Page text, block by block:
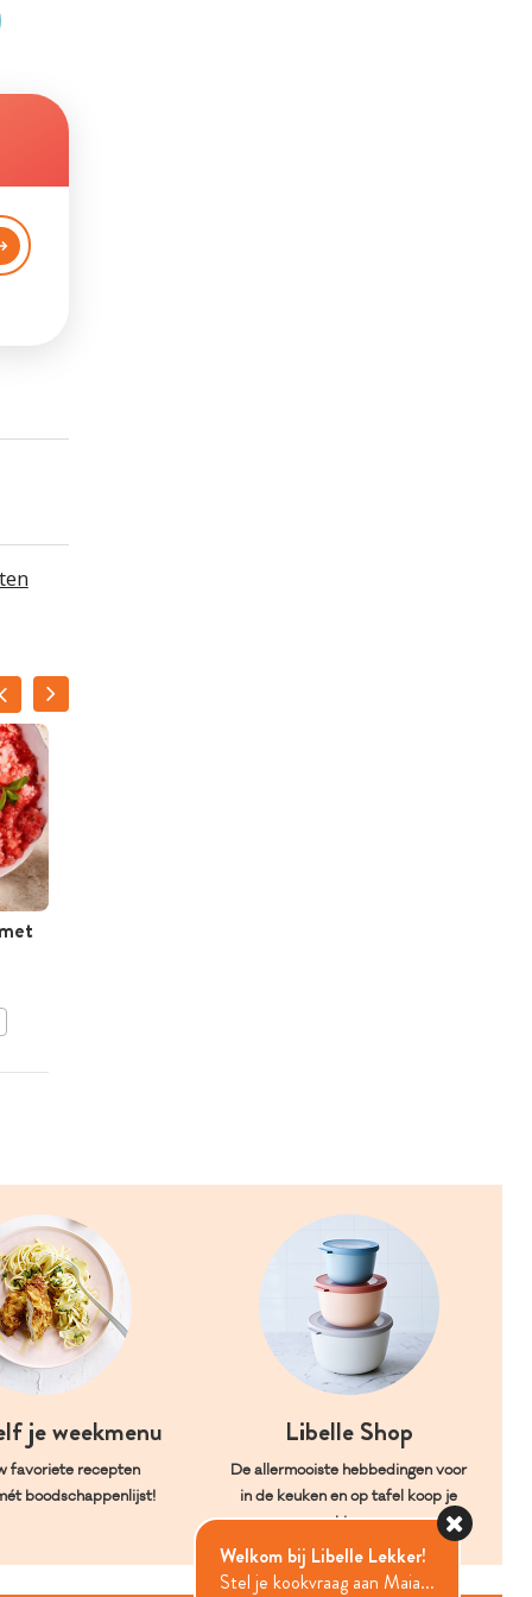
je weekmenu
favoriete recepten
boodschappenlijst!
Libelle Shop
De allermooiste hebbedingen voor
in de keuken en op tafel koop je
hier.
Welkom bij Libelle Lekker!
Stel je kookvraag aan Maia...